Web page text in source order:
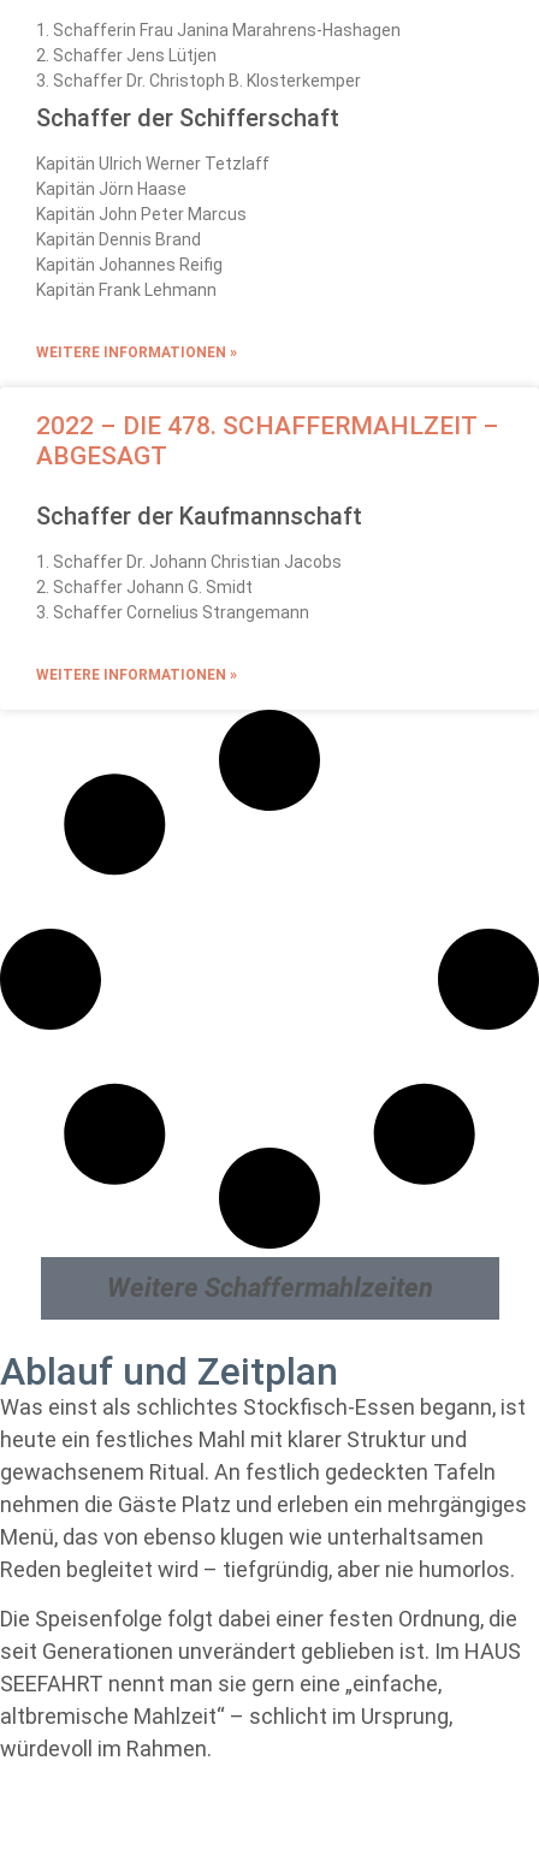
1. Schafferin Frau Janina Marahrens-Hashagen
2. Schaffer Jens Lütjen
3. Schaffer Dr. Christoph B. Klosterkemper
Schaffer der Schifferschaft
Kapitän Ulrich Werner Tetzlaff
Kapitän Jörn Haase
Kapitän John Peter Marcus
Kapitän Dennis Brand
Kapitän Johannes Reifig
Kapitän Frank Lehmann
WEITERE INFORMATIONEN »
2022 – DIE 478. SCHAFFERMAHLZEIT –
ABGESAGT
Schaffer der Kaufmannschaft
1. Schaffer Dr. Johann Christian Jacobs
2. Schaffer Johann G. Smidt
3. Schaffer Cornelius Strangemann
WEITERE INFORMATIONEN »
Weitere Schaffermahlzeiten
Ablauf und Zeitplan
Was einst als schlichtes Stockfisch-Essen begann, ist
heute ein festliches Mahl mit klarer Struktur und
gewachsenem Ritual. An festlich gedeckten Tafeln
nehmen die Gäste Platz und erleben ein mehrgängiges
Menü, das von ebenso klugen wie unterhaltsamen
Reden begleitet wird – tiefgründig, aber nie humorlos.
Die Speisenfolge folgt dabei einer festen Ordnung, die
seit Generationen unverändert geblieben ist. Im HAUS
SEEFAHRT nennt man sie gern eine „einfache,
altbremische Mahlzeit“ – schlicht im Ursprung,
würdevoll im Rahmen.